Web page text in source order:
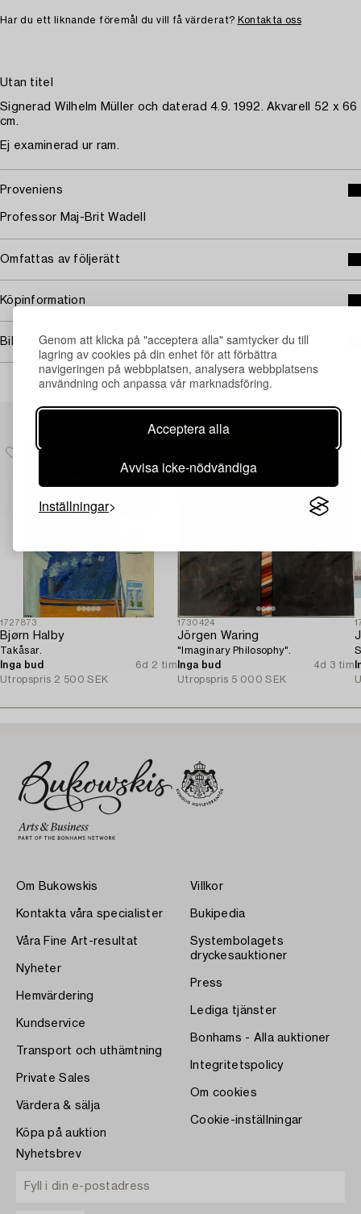
Genom att klicka på "acceptera alla" samtycker du till
lagring av cookies på din enhet för att förbättra
navigeringen på webbplatsen, analysera webbplatsens
användning och anpassa vår marknadsföring.
Acceptera alla
Avvisa icke-nödvändiga
Inställningar
Har du ett liknande föremål du vill få värderat? Kontakta oss
Utan titel
Signerad Wilhelm Müller och daterad 4.9. 1992. Akvarell 52 x 66
cm.
Ej examinerad ur ram.
Proveniens
Professor Maj-Brit Wadell
Omfattas av följerätt
Köpinformation
Bildrättigheter
Andra har även tittat på
1727873
Bjørn Halby
Takåsar.
Inga bud
6d 2 tim
Utropspris 2 500 SEK
1730424
Jörgen Waring
"Imaginary Philosophy".
Inga bud
4d 3 tim
Utropspris 5 000 SEK
Om Bukowskis
Kontakta våra specialister
Våra Fine Art-resultat
Nyheter
Hemvärdering
Kundservice
Transport och uthämtning
Private Sales
Värdera & sälja
Köpa på auktion
Villkor
Bukipedia
Systembolagets
dryckesauktioner
Press
Lediga tjänster
Bonhams - Alla auktioner
Integritetspolicy
Om cookies
Cookie-inställningar
Nyhetsbrev